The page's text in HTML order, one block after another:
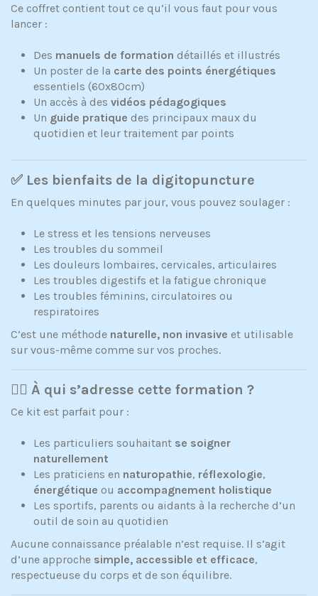
Ce coffret contient tout ce qu’il vous faut pour vous
lancer :
Des manuels de formation détaillés et illustrés
Un poster de la carte des points énergétiques
essentiels (60x80cm)
Un accès à des vidéos pédagogiques
Un guide pratique des principaux maux du
quotidien et leur traitement par points
✅ Les bienfaits de la digitopuncture
En quelques minutes par jour, vous pouvez soulager :
Le stress et les tensions nerveuses
Les troubles du sommeil
Les douleurs lombaires, cervicales, articulaires
Les troubles digestifs et la fatigue chronique
Les troubles féminins, circulatoires ou
respiratoires
C’est une méthode naturelle, non invasive et utilisable
sur vous-même comme sur vos proches.
👩‍⚕️ À qui s’adresse cette formation ?
Ce kit est parfait pour :
Les particuliers souhaitant se soigner
naturellement
Les praticiens en naturopathie, réflexologie,
énergétique ou accompagnement holistique
Les sportifs, parents ou aidants à la recherche d’un
outil de soin au quotidien
Aucune connaissance préalable n’est requise. Il s’agit
d’une approche simple, accessible et efficace,
respectueuse du corps et de son équilibre.